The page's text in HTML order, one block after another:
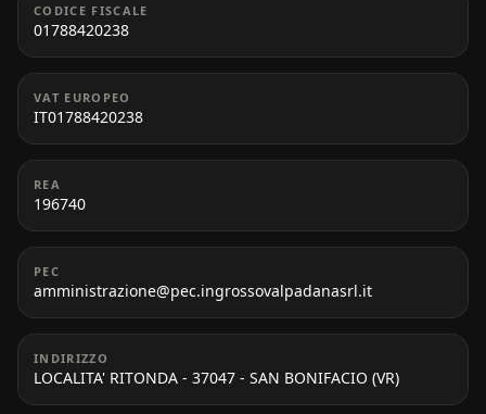
CODICE FISCALE
01788420238
VAT EUROPEO
IT01788420238
REA
196740
PEC
amministrazione@pec.ingrossovalpadanasrl.it
INDIRIZZO
LOCALITA' RITONDA - 37047 - SAN BONIFACIO (VR)